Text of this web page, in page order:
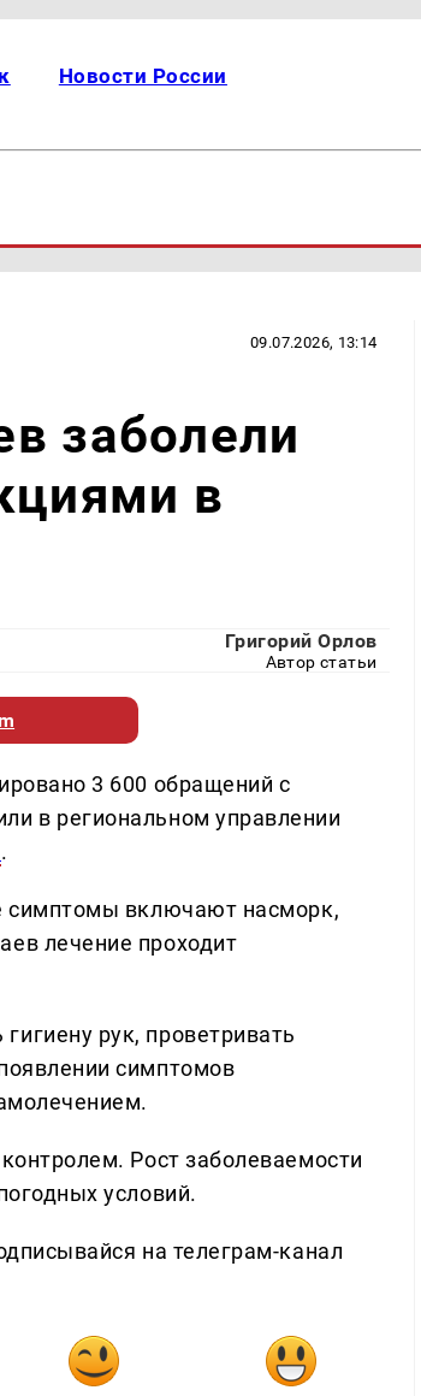
Новости России
09.07.2026, 13:14
заболели
в
Григорий Орлов
Автор статьи
3 600 обращений с
в региональном управлении
.
симптомы включают насморк,
лечение проходит
рук, проветривать
симптомов
Рост заболеваемости
условий.
на телеграм-канал